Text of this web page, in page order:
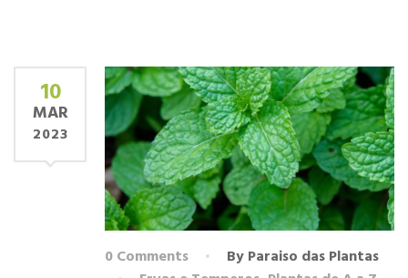
10
MAR
2023
0 Comments
By Paraiso das Plantas